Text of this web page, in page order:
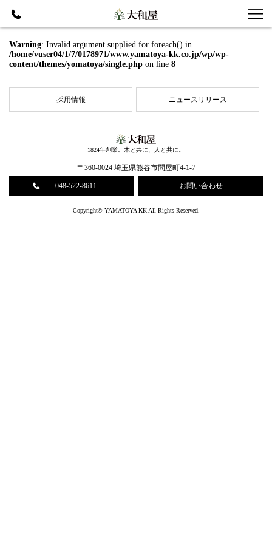
Warning: Invalid argument supplied for foreach() in
/home/vuser04/1/7/0178971/www.yamatoya-kk.co.jp/wp/wp-
content/themes/yomatoya/single.php on line 8
採⽤情報 ニュースリリース
1824年創業。木と共に、人と共に。
〒360-0024 埼玉県熊谷市問屋町4-1-7
048-522-8611 お問い合わせ
Copyright© YAMATOYA KK All Rights Reserved.